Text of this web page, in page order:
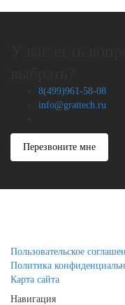
8(499)961-58-08
info@grattech.ru
Перезвоните мне
Пользовательское
Политика
Карта сайта
Навигация